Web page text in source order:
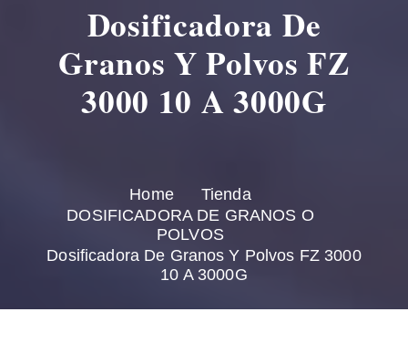
Dosificadora De
Granos Y Polvos FZ
3000 10 A 3000G
Home
Tienda
DOSIFICADORA DE GRANOS O
POLVOS
Dosificadora De Granos Y Polvos FZ 3000
10 A 3000G